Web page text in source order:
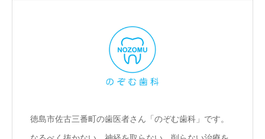
徳島市佐古三番町の歯医者さん「のぞむ歯科」です。